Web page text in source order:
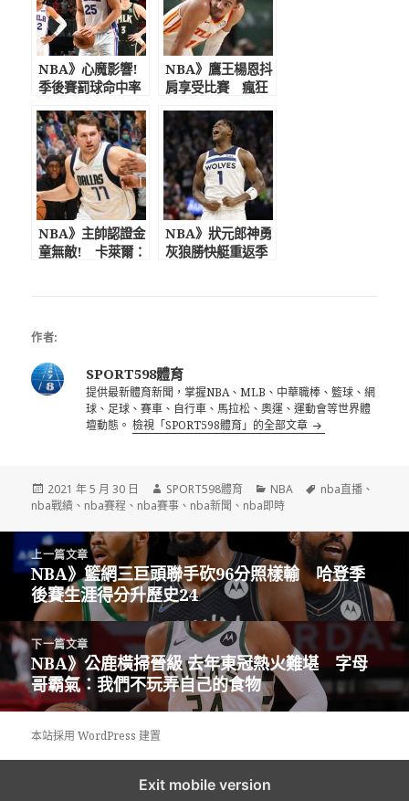
NBA》心魔影響!
季後賽罰球命中率
關鍵時刻大帝被傳
染?
NBA》鷹王楊恩抖
肩享受比賽 瘋狂
冷靜一點
NBA》主帥認證金
童無敵! 卡萊爾：
NBA》狀元郎神勇
灰狼勝快艇重返季
作者:
SPORT598體育
提供最新體育新聞，掌握NBA、MLB、中華職棒、籃球、網
球、足球、賽車、自行車、馬拉松、奧運、運動會等世界體
壇動態。檢視「SPORT598體育」的全部文章
發
佈
期:
2021 年 5 月 30 日
作
者
SPORT598體育
分
類
NBA
標
nba直播 、
nba戰績 、 nba賽程 、 nba賽事 、 nba新聞 、 nba即時
上一篇文章
上
一
篇
文
章:
NBA》籃網三巨頭聯手砍96分照樣輸 哈登季
後賽生涯得分升歷史24
下一篇文章
下
一
篇
文
NBA》公鹿橫掃晉級 去年東冠熱火難堪 字母
哥霸氣：我們不玩弄自己的食物
本站採用 WordPress 建置
Exit mobile version